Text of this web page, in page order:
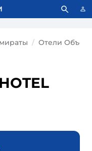
Что это значит?
Отели